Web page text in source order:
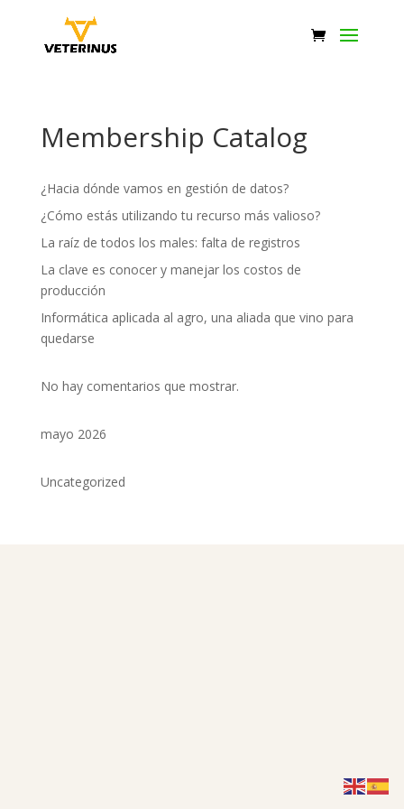
Membership Catalog
¿Hacia dónde vamos en gestión de datos?
¿Cómo estás utilizando tu recurso más valioso?
La raíz de todos los males: falta de registros
La clave es conocer y manejar los costos de
producción
Informática aplicada al agro, una aliada que vino para
quedarse
No hay comentarios que mostrar.
mayo 2026
Uncategorized